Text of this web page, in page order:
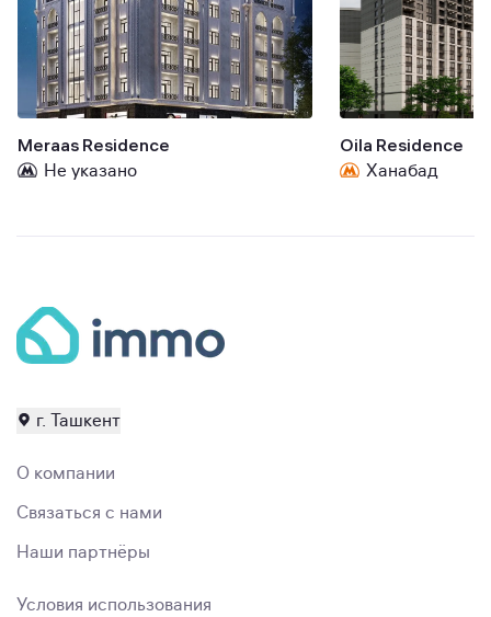
Meraas Residence
Не указано
Oila Residence
Ханабад
г. Ташкент
О компании
Связаться с нами
Наши партнёры
Условия использования